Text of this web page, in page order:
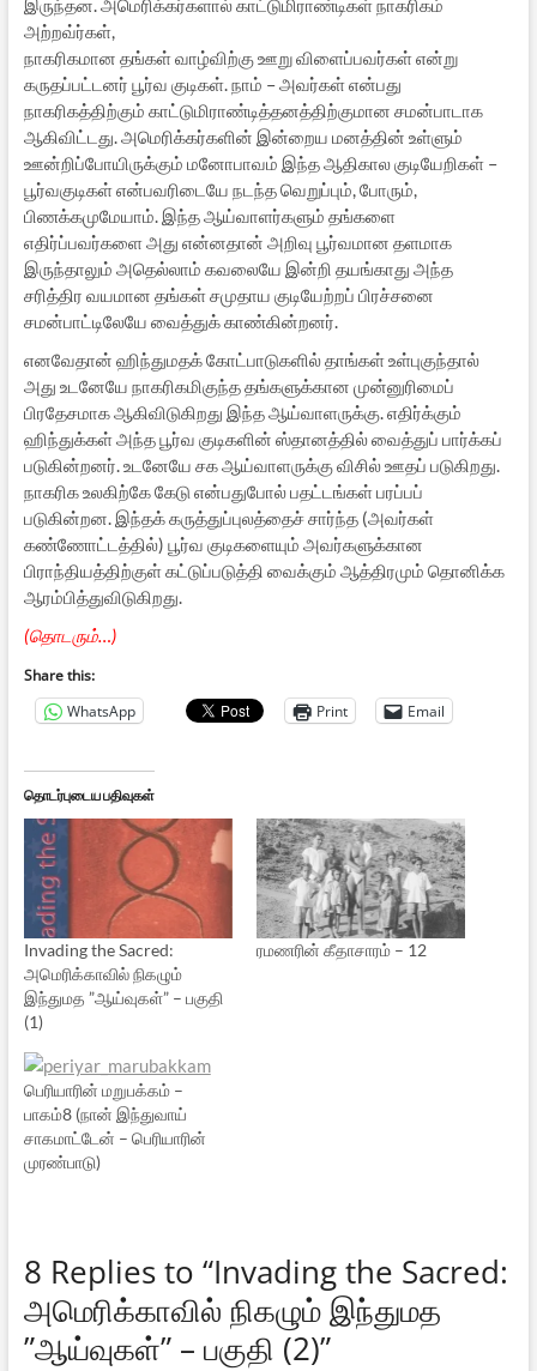
இருந்தன. அமெரிக்கர்களால் காட்டுமிராண்டிகள் நாகரிகம்
அற்றவ்ர்கள்,
நாகரிகமான தங்கள் வாழ்விற்கு ஊறு விளைப்பவர்கள் என்று
கருதப்பட்டனர் பூர்வ குடிகள். நாம் – அவர்கள் என்பது
நாகரிகத்திற்கும் காட்டுமிராண்டித்தனத்திற்குமான சமன்பாடாக
ஆகிவிட்டது. அமெரிக்கர்களின் இன்றைய மனத்தின் உள்ளும்
ஊன்றிப்போயிருக்கும் மனோபாவம் இந்த ஆதிகால குடியேறிகள் –
பூர்வகுடிகள் என்பவரிடையே நடந்த வெறுப்பும், போரும்,
பிணக்கமுமேயாம். இந்த ஆய்வாளர்களும் தங்களை
எதிர்ப்பவர்களை அது என்னதான் அறிவு பூர்வமான தளமாக
இருந்தாலும் அதெல்லாம் கவலையே இன்றி தயங்காது அந்த
சரித்திர வயமான தங்கள் சமுதாய குடியேற்றப் பிரச்சனை
சமன்பாட்டிலேயே வைத்துக் காண்கின்றனர்.
எனவேதான் ஹிந்துமதக் கோட்பாடுகளில் தாங்கள் உள்புகுந்தால்
அது உடனேயே நாகரிகமிகுந்த தங்களுக்கான முன்னுரிமைப்
பிரதேசமாக ஆகிவிடுகிறது இந்த ஆய்வாளருக்கு. எதிர்க்கும்
ஹிந்துக்கள் அந்த பூர்வ குடிகளின் ஸ்தானத்தில் வைத்துப் பார்க்கப்
படுகின்றனர். உடனேயே சக ஆய்வாளருக்கு விசில் ஊதப் படுகிறது.
நாகரிக உலகிற்கே கேடு என்பதுபோல் பதட்டங்கள் பரப்பப்
படுகின்றன. இந்தக் கருத்துப்புலத்தைச் சார்ந்த (அவர்கள்
கண்ணோட்டத்தில்) பூர்வ குடிகளையும் அவர்களுக்கான
பிராந்தியத்திற்குள் கட்டுப்படுத்தி வைக்கும் ஆத்திரமும் தொனிக்க
ஆரம்பித்துவிடுகிறது.
(தொடரும்…)
Share this:
WhatsApp
Print Email
தொடர்புடைய பதிவுகள்
Invading the Sacred:
அமெரிக்காவில் நிகழும்
இந்துமத ”ஆய்வுகள்” – பகுதி
(1)
ரமணரின் கீதாசாரம் – 12
பெரியாரின் மறுபக்கம் –
பாகம்8 (நான் இந்துவாய்
சாகமாட்டேன் – பெரியாரின்
முரண்பாடு)
8 Replies to “Invading the Sacred:
அமெரிக்காவில் நிகழும் இந்துமத
”ஆய்வுகள்” – பகுதி (2)”